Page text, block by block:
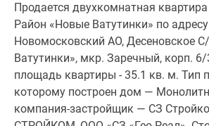
Продается двухкомнатная
Район «Новые Ватутинки» по
Новомосковский АО, Десеновское
Ватутинки», мкр. Заречный, корп.
площадь квартиры - 35.1 кв. м. Тип
которому построен дом —
компания-застройщик — СЗ